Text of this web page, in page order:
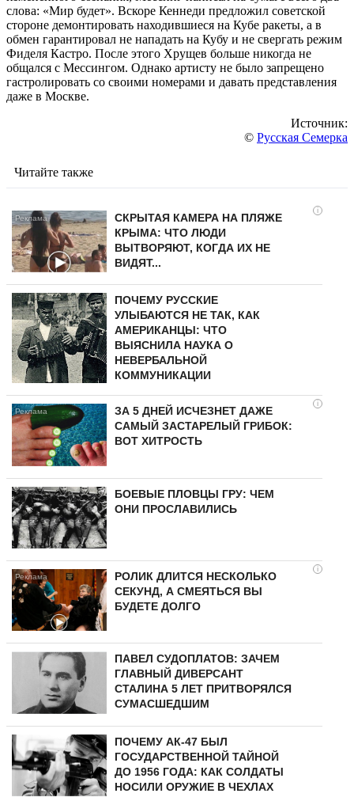
слова: «Мир будет». Вскоре Кеннеди предложил советской
стороне демонтировать находившиеся на Кубе ракеты, а в
обмен гарантировал не нападать на Кубу и не свергать режим
Фиделя Кастро. После этого Хрущев больше никогда не
общался с Мессингом. Однако артисту не было запрещено
гастролировать со своими номерами и давать представления
даже в Москве.
Источник:
© Русская Семерка
Читайте также
i
СКРЫТАЯ КАМЕРА НА ПЛЯЖЕ
КРЫМА: ЧТО ЛЮДИ
ВЫТВОРЯЮТ, КОГДА ИХ НЕ
ВИДЯТ...
ПОЧЕМУ РУССКИЕ
УЛЫБАЮТСЯ НЕ ТАК, КАК
АМЕРИКАНЦЫ: ЧТО
ВЫЯСНИЛА НАУКА О
НЕВЕРБАЛЬНОЙ
КОММУНИКАЦИИ
i
ЗА 5 ДНЕЙ ИСЧЕЗНЕТ ДАЖЕ
САМЫЙ ЗАСТАРЕЛЫЙ ГРИБОК:
ВОТ ХИТРОСТЬ
БОЕВЫЕ ПЛОВЦЫ ГРУ: ЧЕМ
ОНИ ПРОСЛАВИЛИСЬ
i
РОЛИК ДЛИТСЯ НЕСКОЛЬКО
СЕКУНД, А СМЕЯТЬСЯ ВЫ
БУДЕТЕ ДОЛГО
ПАВЕЛ СУДОПЛАТОВ: ЗАЧЕМ
ГЛАВНЫЙ ДИВЕРСАНТ
СТАЛИНА 5 ЛЕТ ПРИТВОРЯЛСЯ
СУМАСШЕДШИМ
ПОЧЕМУ АК-47 БЫЛ
ГОСУДАРСТВЕННОЙ ТАЙНОЙ
ДО 1956 ГОДА: КАК СОЛДАТЫ
НОСИЛИ ОРУЖИЕ В ЧЕХЛАХ